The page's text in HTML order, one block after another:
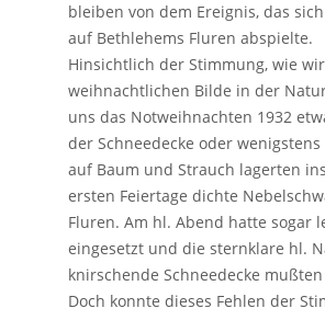
bleiben von dem Ereignis, das
auf Bethlehems Fluren abspielte.
Hinsichtlich der Stimmung, wie
weihnachtlichen Bilde in der
uns das Notweihnachten 1932
der Schneedecke oder
auf Baum und Strauch lagerten
ersten Feiertage dichte
Fluren. Am hl. Abend hatte sogar
eingesetzt und die sternklare hl.
knirschende Schneedecke
Doch konnte dieses Fehlen der